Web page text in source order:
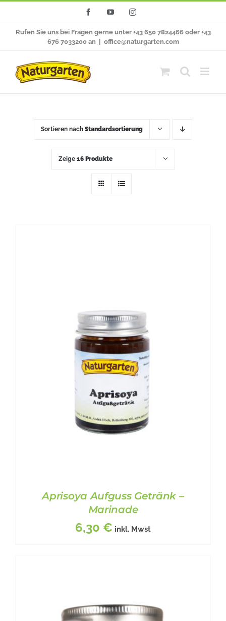
FacebookYouTubeInstagram
Rufen Sie uns bei Fragen gerne unter +43 650 7824466 oder +43
676 7033200 an
office@naturgarten.com
Sortieren nach Standardsortierung
Zeige 16 Produkte
BESCHREIBUNG / DETAILS
Aprisoya Aufguss Getränk –
Marinade
6,30 € inkl. Mwst